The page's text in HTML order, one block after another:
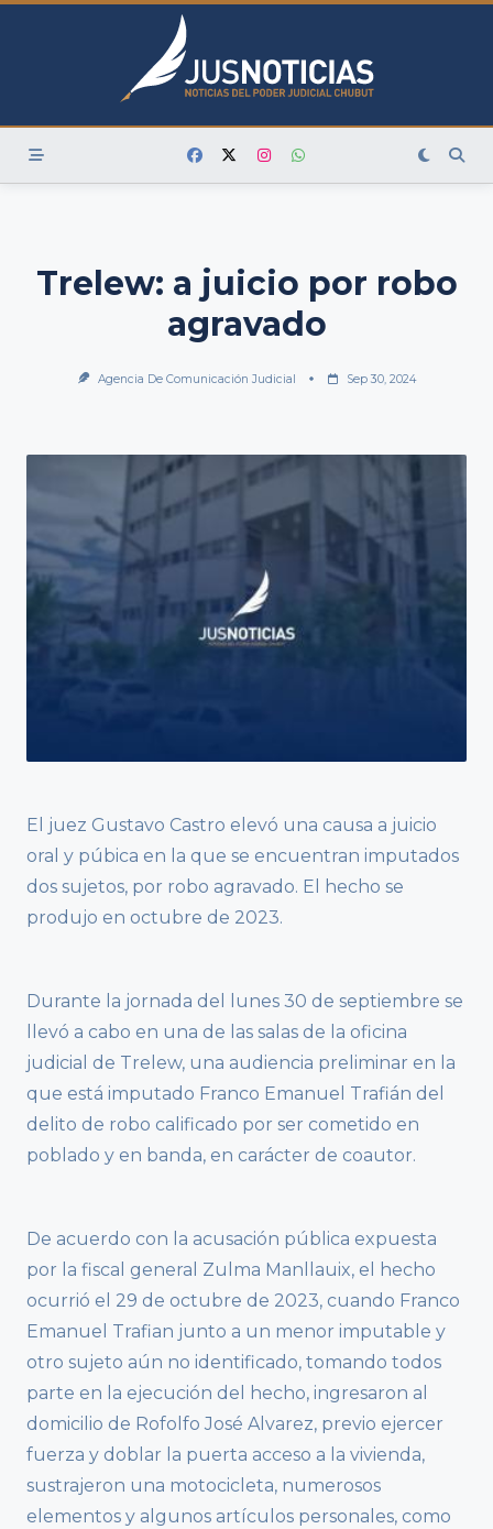
Skip
Trelew: a juicio por robo
agravado
Agencia De Comunicación Judicial Sep 30, 2024
El juez Gustavo Castro elevó una causa a juicio
oral y púbica en la que se encuentran imputados
dos sujetos, por robo agravado. El hecho se
produjo en octubre de 2023.
Durante la jornada del lunes 30 de septiembre se
llevó a cabo en una de las salas de la oficina
judicial de Trelew, una audiencia preliminar en la
que está imputado Franco Emanuel Trafián del
delito de robo calificado por ser cometido en
poblado y en banda, en carácter de coautor.
De acuerdo con la acusación pública expuesta
por la fiscal general Zulma Manllauix, el hecho
ocurrió el 29 de octubre de 2023, cuando Franco
Emanuel Trafian junto a un menor imputable y
otro sujeto aún no identificado, tomando todos
parte en la ejecución del hecho, ingresaron al
domicilio de Rofolfo José Alvarez, previo ejercer
fuerza y doblar la puerta acceso a la vivienda,
sustrajeron una motocicleta, numerosos
elementos y algunos artículos personales, como